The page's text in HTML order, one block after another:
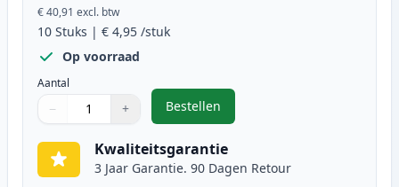
€ 40,91 excl. btw
10 Stuks | € 4,95 /stuk
Op voorraad
Aantal
Gebruik de knoppen om aan te passen
− +
1
Bestellen
,10 stuks Brother LC900
Kwaliteitsgarantie
3 Jaar Garantie. 90 Dagen Retour